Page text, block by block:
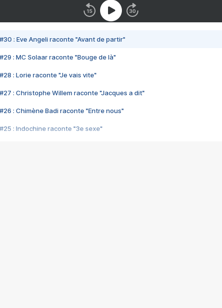
#30 : Eve Angeli raconte "Avant de partir"
#29 : MC Solaar raconte "Bouge de là"
#28 : Lorie raconte "Je vais vite"
#27 : Christophe Willem raconte "Jacques a dit"
#26 : Chimène Badi raconte "Entre nous"
#25 : Indochine raconte "3e sexe"